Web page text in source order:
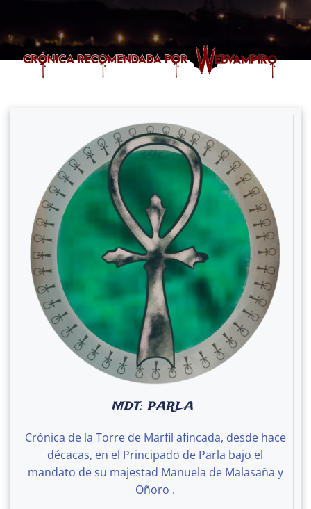
MDT: PARLA
Crónica de la Torre de Marfil afincada, desde hace
décacas, en el Principado de Parla bajo el
mandato de su majestad Manuela de Malasaña y
Oñoro .